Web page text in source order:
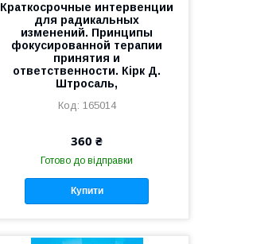
Краткосрочные интервенции
для радикальных
изменений. Принципы
фокусированной терапии
принятия и
ответственности. Кірк Д.
Штросаль,
165014
360 ₴
Готово до відправки
Купити